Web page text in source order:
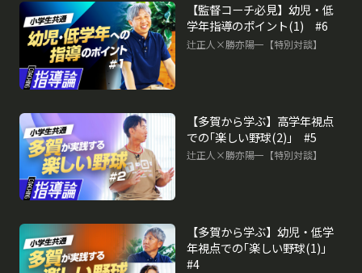
【監督コーチ必見】幼児・低
学年指導のポイント(1) #6
辻正人×勝亦陽一【特別対談】
【多賀から学ぶ】高学年視点
での｢楽しい野球(2)｣ #5
辻正人×勝亦陽一【特別対談】
【多賀から学ぶ】幼児・低学
年視点での｢楽しい野球(1)｣
#4